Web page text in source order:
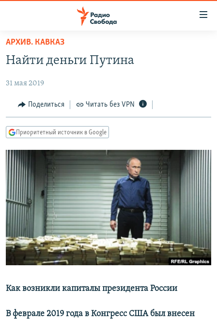
упрощенного
доступа
содержанию
Вернутся
навигации
Вернутся
поиску
ПОДКАСТЫ
АВТОРСКИЕ ПРОЕКТЫ
ЦИТАТЫ СВОБОДЫ
КУЛЬТУРА
IDEL.РЕАЛИИ
КАВКАЗ.РЕАЛИИ
СЕВЕР.РЕАЛИИ
СИБИРЬ.РЕАЛИИ
РАСПИСАНИЕ ВЕЩАНИЯ
ПОДПИШИТЕСЬ НА РАССЫЛКУ
АРХИВ. КАВКАЗ
Найти деньги Путина
31 мая 2019
Поделиться Читать без VPN
Приоритетный источник в Google
Как возникли капиталы президента России
В феврале 2019 года в Конгресс США был внесен